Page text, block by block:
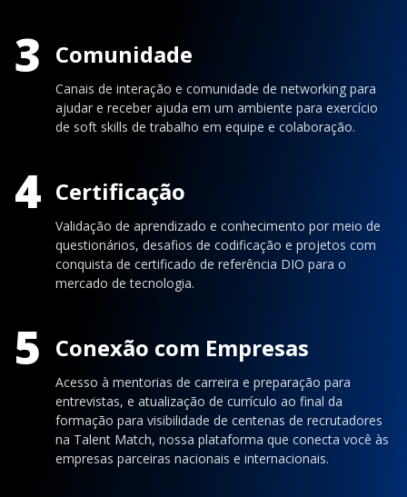
3 Comunidade
Canais de interação e comunidade de networking para
ajudar e receber ajuda em um ambiente para exercício
de soft skills de trabalho em equipe e colaboração.
4 Certificação
Validação de aprendizado e conhecimento por meio de
questionários, desafios de codificação e projetos com
conquista de certificado de referência DIO para o
mercado de tecnologia.
5 Conexão com Empresas
Acesso à mentorias de carreira e preparação para
entrevistas, e atualização de currículo ao final da
formação para visibilidade de centenas de recrutadores
na Talent Match, nossa plataforma que conecta você às
empresas parceiras nacionais e internacionais.